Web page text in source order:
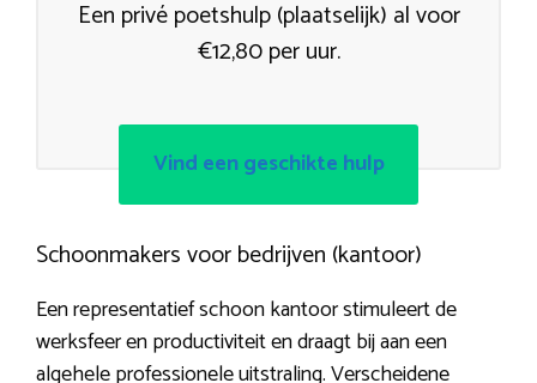
Een privé poetshulp (plaatselijk) al voor
€12,80 per uur.
Vind een geschikte hulp
Schoonmakers voor bedrijven (kantoor)
Een representatief schoon kantoor stimuleert de
werksfeer en productiviteit en draagt bij aan een
algehele professionele uitstraling. Verscheidene